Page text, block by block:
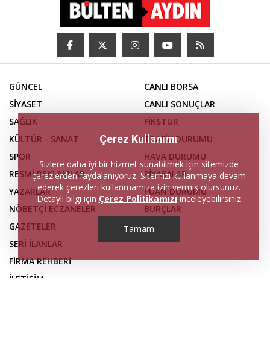
GÜNCEL
SİYASET
SAĞLIK
KÜLTÜR - SANAT
SPOR
RESMİ REKLAMLAR
YAZARLAR
NÖBETÇİ ECZANELER
CANLI BORSA
CANLI SONUÇLAR
FİKSTÜR
TRAFİK DURUMU
HAVA DURUMU
PİYASALAR
PUAN DURUMU
BURÇLAR
GAZETELER
SERİ İLANLAR
FİRMA REHBERİ
İLETİŞİM
Çerez Kullanımı
Sizlere daha iyi bir hizmet sunabilmek için sitemizde
çerezlerden faydalanıyoruz. Sitemizi kullanmaya devam
ederek çerezleri kullanmamıza izin vermiş olursunuz.
Detaylı bilgi için Çerez Politikamızıinceleyebilirsiniz
Tamam